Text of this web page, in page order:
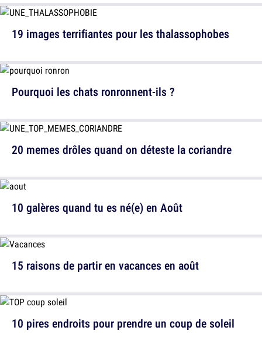
Pourquoi les chats ronronnent-ils ?
10 galères quand tu es né(e) en Août
10 pires endroits pour prendre un coup de soleil
19 images terrifiantes pour les thalassophobes
20 memes drôles quand on déteste la coriandre
15 raisons de partir en vacances en août